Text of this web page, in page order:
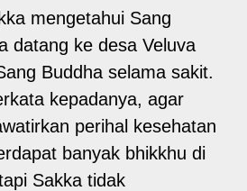
mengetahui Sang
datang ke desa Veluva
Buddha selama sakit.
kepadanya, agar
perihal kesehatan
banyak bhikkhu di
Sakka tidak